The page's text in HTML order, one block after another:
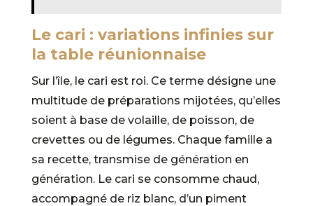
Le cari : variations infinies sur
la table réunionnaise
Sur l’île, le cari est roi. Ce terme désigne une
multitude de préparations mijotées, qu’elles
soient à base de volaille, de poisson, de
crevettes ou de légumes. Chaque famille a
sa recette, transmise de génération en
génération. Le cari se consomme chaud,
accompagné de riz blanc, d’un piment